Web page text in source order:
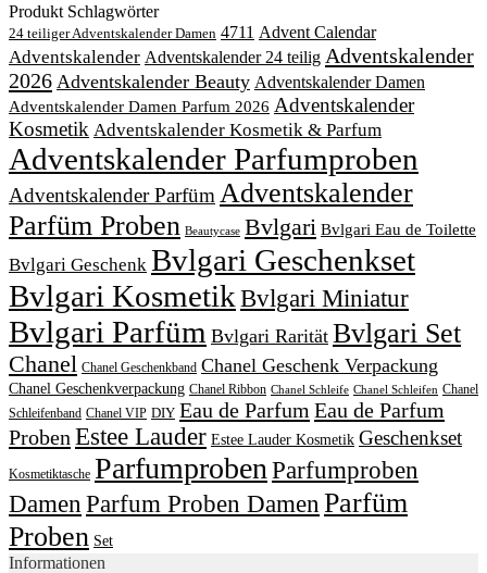
Produkt Schlagwörter
24 teiliger Adventskalender Damen 4711 Advent Calendar
Adventskalender Adventskalender 24 teilig Adventskalender
2026 Adventskalender Beauty Adventskalender Damen
Adventskalender Damen Parfum 2026 Adventskalender
Kosmetik Adventskalender Kosmetik & Parfum
Adventskalender Parfumproben
Adventskalender Parfüm Adventskalender
Parfüm Proben Beautycase Bvlgari Bvlgari Eau de Toilette
Bvlgari Geschenk Bvlgari Geschenkset
Bvlgari KosmetikBvlgari Miniatur
Bvlgari Parfüm Bvlgari Rarität Bvlgari Set
Chanel Chanel Geschenkband Chanel Geschenk Verpackung
Chanel Geschenkverpackung Chanel Ribbon Chanel Schleife Chanel Schleifen Chanel
Schleifenband Chanel VIP DIY Eau de Parfum Eau de Parfum
Proben Estee Lauder Estee Lauder Kosmetik Geschenkset
Kosmetiktasche Parfumproben Parfumproben
Damen Parfum Proben Damen Parfüm
Proben Set
Informationen